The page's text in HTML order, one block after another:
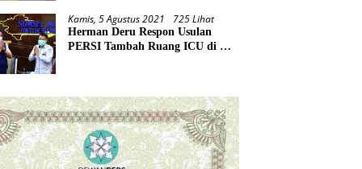
Kamis, 5 Agustus 2021 725 Lihat
Herman Deru Respon Usulan
PERSI Tambah Ruang ICU di RS